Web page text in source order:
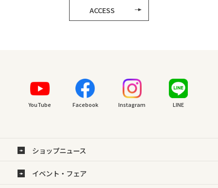
ACCESS
YouTube Facebook Instagram LINE
ショップニュース
イベント・フェア